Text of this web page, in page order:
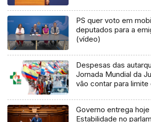
PS quer voto em
deputados para a
(vídeo)
Despesas das
Jornada Mundial da
vão contar para limite
Governo entrega
Estabilidade no